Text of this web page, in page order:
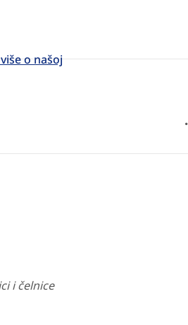
o našoj
i čelnice